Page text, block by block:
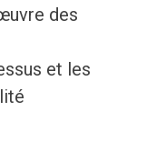
des
et les